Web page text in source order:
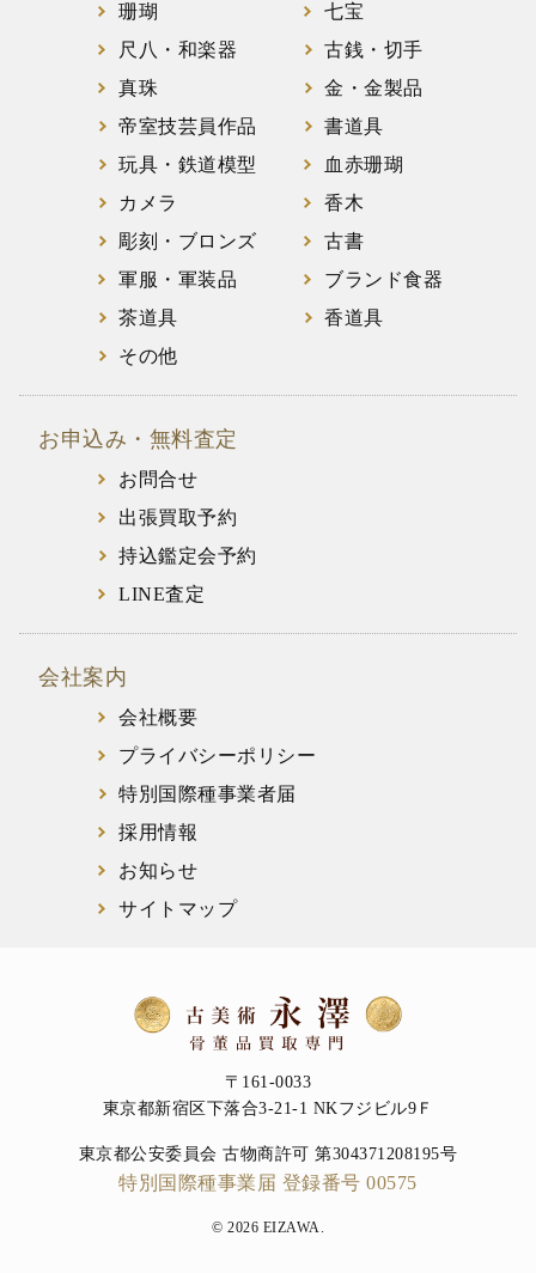
珊瑚
七宝
尺八・和楽器
古銭・切手
真珠
金・金製品
帝室技芸員作品
書道具
玩具・鉄道模型
血赤珊瑚
カメラ
香木
彫刻・ブロンズ
古書
軍服・軍装品
ブランド食器
茶道具
香道具
その他
お申込み・無料査定
お問合せ
出張買取予約
持込鑑定会予約
LINE査定
会社案内
会社概要
プライバシーポリシー
特別国際種事業者届
採用情報
お知らせ
サイトマップ
〒161-0033
東京都新宿区下落合3-21-1 NKフジビル9Ｆ
東京都公安委員会 古物商許可 第304371208195号
特別国際種事業届 登録番号 00575
© 2026 EIZAWA.